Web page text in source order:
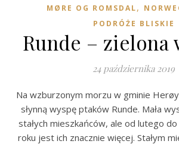
MØRE OG ROMSDAL,
PODRÓŻE BLISKIE
Runde – zielona
24 października 2019
Na wzburzonym morzu w gminie Herøy można odwiedzić
słynną wyspę ptaków Runde. Mała
stałych mieszkańców, ale od lutego
roku jest ich znacznie więcej. Stałym